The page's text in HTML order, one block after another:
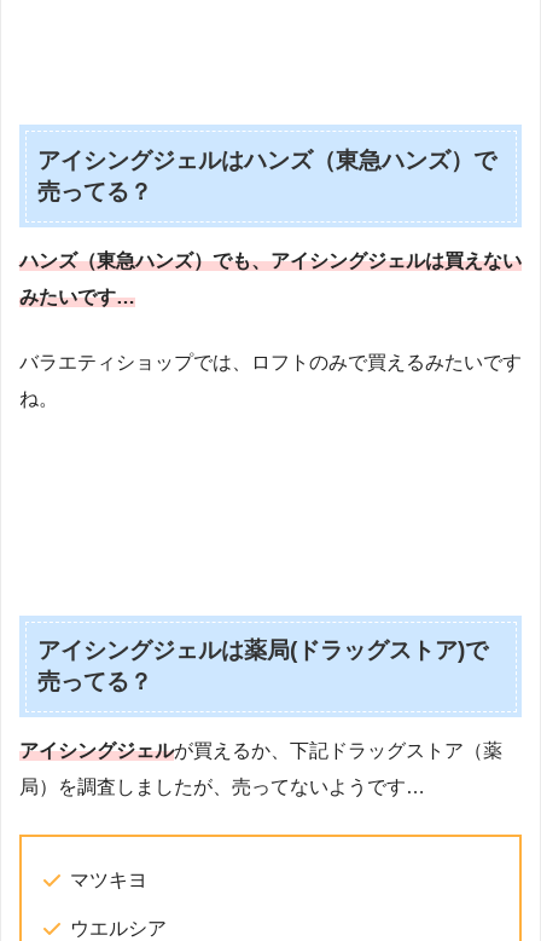
アイシングジェルはハンズ（東急ハンズ）で
売ってる？
ハンズ（東急ハンズ）でも、アイシングジェルは買えない
みたいです…
バラエティショップでは、ロフトのみで買えるみたいです
ね。
アイシングジェルは薬局(ドラッグストア)で
売ってる？
アイシングジェルが買えるか、下記ドラッグストア（薬
局）を調査しましたが、売ってないようです…
マツキヨ
ウエルシア